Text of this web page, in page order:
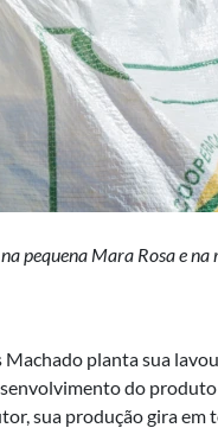
pequena Mara Rosa e na
planta sua
do
sua produção gira em